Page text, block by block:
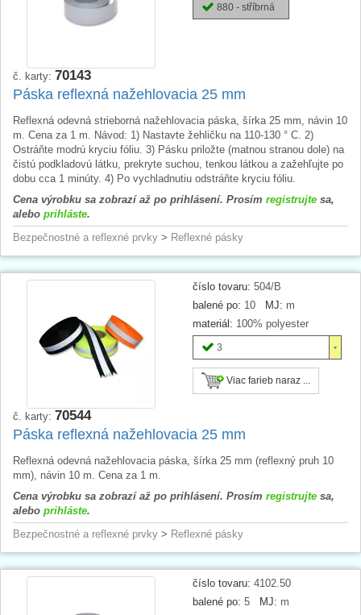
880 - stříbrná
č. karty: 70143
Páska reflexná nažehlovacia 25 mm
Reflexná odevná strieborná nažehlovacia páska, šírka 25 mm, návin 10
m. Cena za 1 m. Návod: 1) Nastavte žehličku na 110-130 ° C. 2)
Ostráňte modrú kryciu fóliu. 3) Pásku priložte (matnou stranou dole) na
čistú podkladovú látku, prekryte suchou, tenkou látkou a zažehľujte po
dobu cca 1 minúty. 4) Po vychladnutiu odstráňte kryciu fóliu.
Cena výrobku sa zobrazí až po prihlásení. Prosím registrujte sa,
alebo prihláste.
Bezpečnostné a reflexné prvky > Reflexné pásky
číslo tovaru: 504/B
balené po: 10 MJ: m
materiál: 100% polyester
3
Viac farieb naraz ...
č. karty: 70544
Páska reflexná nažehlovacia 25 mm
Reflexná odevná nažehlovacia páska, šírka 25 mm (reflexný pruh 10
mm), návin 10 m. Cena za 1 m.
Cena výrobku sa zobrazí až po prihlásení. Prosím registrujte sa,
alebo prihláste.
Bezpečnostné a reflexné prvky > Reflexné pásky
číslo tovaru: 4102.50
balené po: 5 MJ: m